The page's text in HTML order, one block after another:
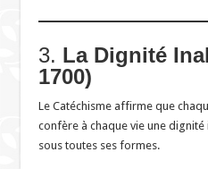
3. La Dignité
1700)
Le Catéchisme affirme que
confère à chaque vie une
sous toutes ses formes.